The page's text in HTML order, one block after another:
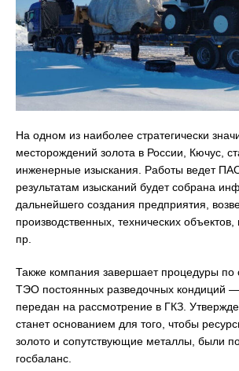
На одном из наиболее стратегически
месторождений золота в России, Кючус,
инженерные изыскания. Работы ведет
результатам изысканий будет собрана
дальнейшего создания предприятия,
производственных, технических
пр.
Также компания завершает процедуры по
ТЭО постоянных разведочных кондиций —
передан на рассмотрение в ГКЗ.
станет основанием для того, чтобы
золото и сопутствующие металлы, были
госбаланс.